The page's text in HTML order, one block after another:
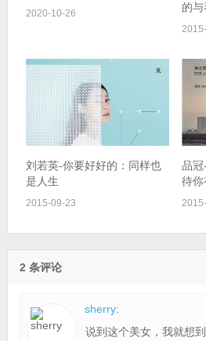
2020-10-26
的
刘若英-你要好好的：同样也
是人生
2015-09-23
品冠
待你
2 条评论
sherry:
说到这个美女，我就想